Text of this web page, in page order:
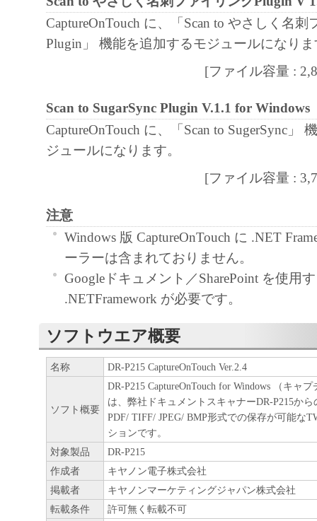
CaptureOnTouch に、「Scan to やさしく名刺
Plugin」 機能を追加するモジュールになり
[ファイル容量 :
Scan to SugarSync Plugin V.1.1 for Windows
CaptureOnTouch に、「Scan to SugerSync」
ジュールになります。
[ファイル容量 :
注意
Windows 版 CaptureOnTouch に .NET
ーラーは含まれておりません。
Googleドキュメント／SharePoint を使用
.NETFramework が必要です。
ソフトウエア概要
名称 DR-P215 CaptureOnTouch Ver.2.4
ソフト概要
DR-P215 CaptureOnTouch for Windows （キャ
は、弊社ドキュメントスキャナーDR-P215か
PDF/ TIFF/ JPEG/ BMP形式での保存が可能な
ションです。
対象製品
DR-P215
作成者
キヤノン電子株式会社
掲載者
キヤノンマーケティングジャパン株式会社
転載条件
許可無く転載不可